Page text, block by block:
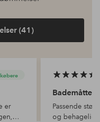
(41)
er
Bademåtte
Passende
og behagelig.